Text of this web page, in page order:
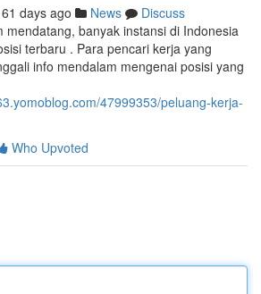
61 days ago News
Discuss
mendatang, banyak instansi di Indonesia
terbaru . Para pencari kerja yang
info mendalam mengenai posisi yang
47999353/peluang-kerja-
Who Upvoted